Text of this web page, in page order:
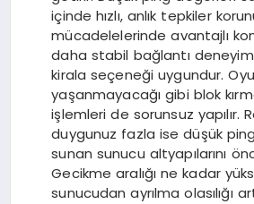
içinde hızlı, anlık tepkiler
mücadelelerinde avantajlı
daha stabil bağlantı
kirala seçeneği uygundur.
yaşanmayacağı gibi blok
işlemleri de sorunsuz yapılır.
duygunuz fazla ise düşük
sunan sunucu altyapılarını
Gecikme aralığı ne kadar
sunucudan ayrılma olasılığı